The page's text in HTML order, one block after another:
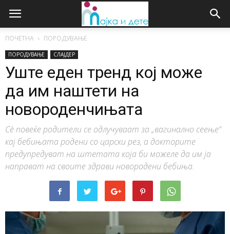
ПОЧЕТНА ПОРОДУВАЊЕ
ПОРОДУВАЊЕ СЛАЈДЕР
Уште еден тренд кој може
да им наштети на
новороденчињата
Сѐ повеќе родители се одлучуваат за „вагинално сеење“
кај бебињата родени со царски рез, а докторите
предупредуват на штетата која би можеле да им ја
направат на своите здрави новородени бебиња.